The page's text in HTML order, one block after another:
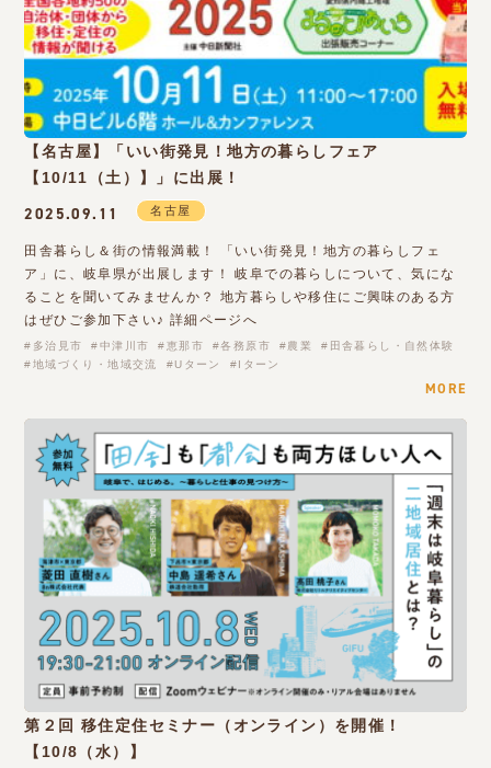
【名古屋】「いい街発見！地方の暮らしフェア
【10/11（土）】」に出展！
2025.09.11 名古屋
田舎暮らし＆街の情報満載！ 「いい街発見！地方の暮らしフェ
ア」に、岐阜県が出展します！ 岐阜での暮らしについて、気にな
ることを聞いてみませんか？ 地方暮らしや移住にご興味のある方
はぜひご参加下さい♪ 詳細ページへ
多治見市 中津川市 恵那市 各務原市 農業
田舎暮らし・自然体験
地域づくり・地域交流
Uターン Iターン
MORE
第２回 移住定住セミナー（オンライン）を開催！
【10/8（水）】